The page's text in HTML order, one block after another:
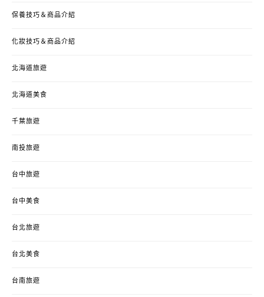
保養技巧＆商品介紹
化妝技巧＆商品介紹
北海道旅遊
北海道美食
千葉旅遊
南投旅遊
台中旅遊
台中美食
台北旅遊
台北美食
台南旅遊